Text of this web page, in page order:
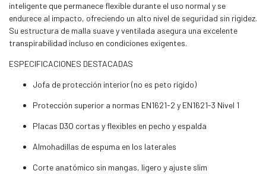
inteligente que permanece flexible durante el uso normal y se
endurece al impacto, ofreciendo un alto nivel de seguridad sin rigidez.
Su estructura de malla suave y ventilada asegura una excelente
transpirabilidad incluso en condiciones exigentes.
ESPECIFICACIONES DESTACADAS
Jofa de protección interior (no es peto rígido)
Protección superior a normas EN1621-2 y EN1621-3 Nivel 1
Placas D3O cortas y flexibles en pecho y espalda
Almohadillas de espuma en los laterales
Corte anatómico sin mangas, ligero y ajuste slim